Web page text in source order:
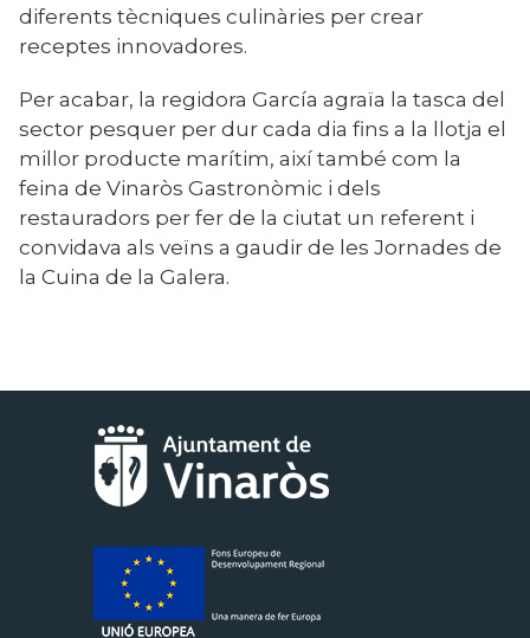
diferents tècniques culinàries per crear
receptes innovadores.
Per acabar, la regidora García agraïa la tasca del
sector pesquer per dur cada dia fins a la llotja el
millor producte marítim, així també com la
feina de Vinaròs Gastronòmic i dels
restauradors per fer de la ciutat un referent i
convidava als veïns a gaudir de les Jornades de
la Cuina de la Galera.